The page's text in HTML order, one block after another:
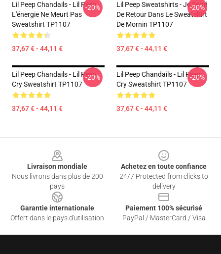
Lil Peep Chandails - Lil Peep
L'énergie Ne Meurt Pas
Sweatshirt TP1107
37,67 € - 44,11 €
-20%
Lil Peep Sweatshirts - Je Serai
De Retour Dans Le Sweatshirt
De Mornin TP1107
37,67 € - 44,11 €
-20%
Lil Peep Chandails - Lil Peep
Cry Sweatshirt TP1107
37,67 € - 44,11 €
-20%
Lil Peep Chandails - Lil Peep
Cry Sweatshirt TP1107
37,67 € - 44,11 €
-20%
Livraison mondiale
Nous livrons dans plus de 200
pays
Achetez en toute confiance
24/7 Protected from clicks to
delivery
Garantie internationale
Offert dans le pays d'utilisation
Paiement 100% sécurisé
PayPal / MasterCard / Visa